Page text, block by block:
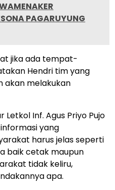
PAGARUYUNG
jika ada tempat-
Hendri tim yang
akan melakukan
Inf. Agus Priyo Pujo
yang
harus jelas seperti
baik cetak maupun
tidak keliru,
apa.